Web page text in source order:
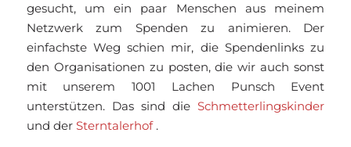
gesucht, um ein paar Menschen aus meinem
Netzwerk zum Spenden zu animieren. Der
einfachste Weg schien mir, die Spendenlinks zu
den Organisationen zu posten, die wir auch sonst
mit unserem 1001 Lachen Punsch Event
unterstützen. Das sind dieSchmetterlingskinder
und der Sterntalerhof.